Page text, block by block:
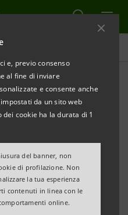
e, previo consenso
al fine di inviare
e consente anche
da un sito web
cookie ha la durata di 1
del banner, non
di profilazione. Non
la tua esperienza
contenuti in linea con le
online.
CAPALBIO LIBRI 2019
musica alla cronaca
Sanpaolo rinnova anche
Libri 2019, il festival